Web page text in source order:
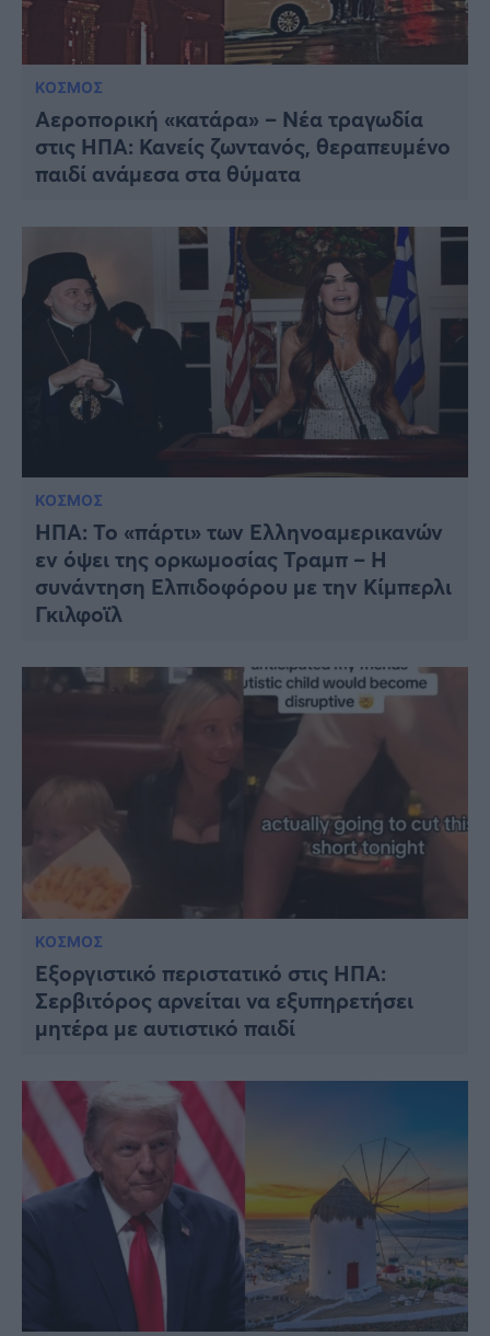
ΚΟΣΜΟΣ
Αεροπορική «κατάρα» – Νέα τραγωδία
στις ΗΠΑ: Κανείς ζωντανός, θεραπευμένο
παιδί ανάμεσα στα θύματα
ΚΟΣΜΟΣ
HΠΑ: Το «πάρτι» των Ελληνοαμερικανών
εν όψει της ορκωμοσίας Τραμπ – Η
συνάντηση Ελπιδοφόρου με την Κίμπερλι
Γκιλφοϊλ
ΚΟΣΜΟΣ
Εξοργιστικό περιστατικό στις ΗΠΑ:
Σερβιτόρος αρνείται να εξυπηρετήσει
μητέρα με αυτιστικό παιδί